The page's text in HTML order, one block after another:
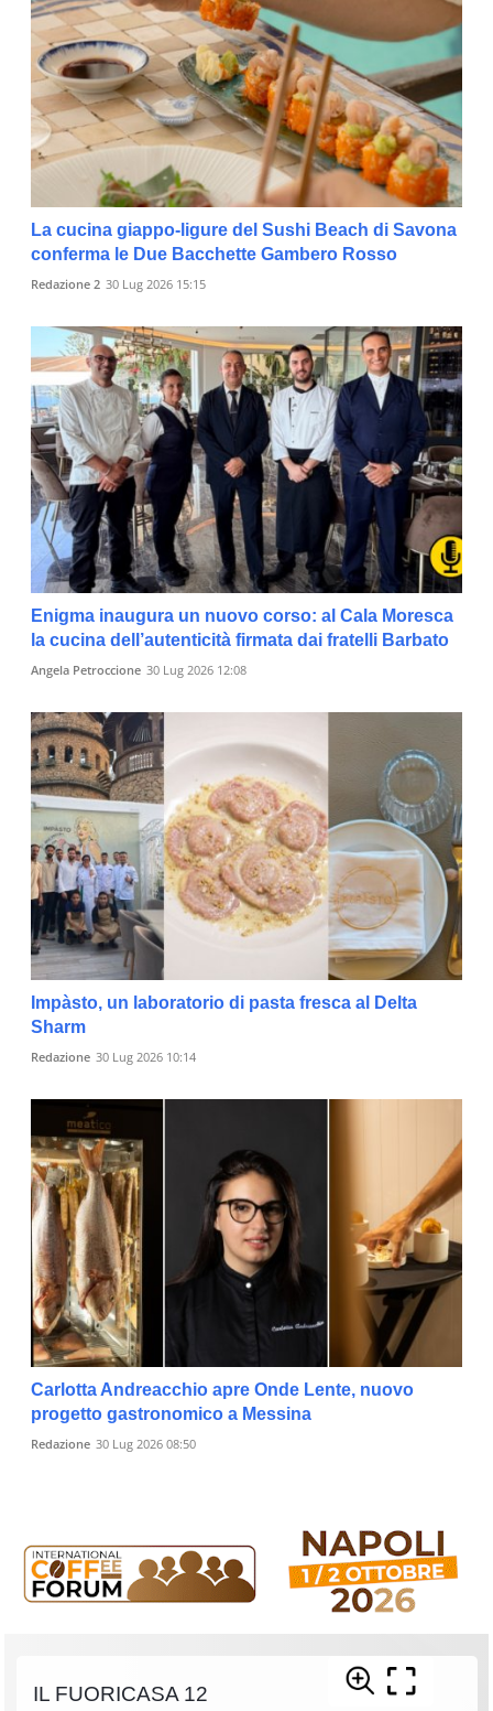
La cucina giappo-ligure del Sushi Beach di Savona
conferma le Due Bacchette Gambero Rosso
Redazione 2 30 Lug 2026 15:15
Enigma inaugura un nuovo corso: al Cala Moresca
la cucina dell’autenticità firmata dai fratelli Barbato
Angela Petroccione 30 Lug 2026 12:08
Impàsto, un laboratorio di pasta fresca al Delta
Sharm
Redazione 30 Lug 2026 10:14
Carlotta Andreacchio apre Onde Lente, nuovo
progetto gastronomico a Messina
Redazione 30 Lug 2026 08:50